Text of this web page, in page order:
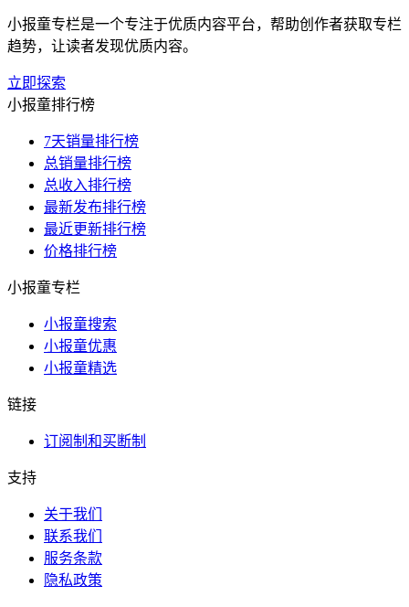
小报童专栏是一个专注于优质内容平台，帮助创作者获取专栏
趋势，让读者发现优质内容。
立即探索
小报童排行榜
7天销量排行榜
总销量排行榜
总收入排行榜
最新发布排行榜
最近更新排行榜
价格排行榜
小报童专栏
小报童搜索
小报童优惠
小报童精选
链接
订阅制和买断制
支持
关于我们
联系我们
服务条款
隐私政策